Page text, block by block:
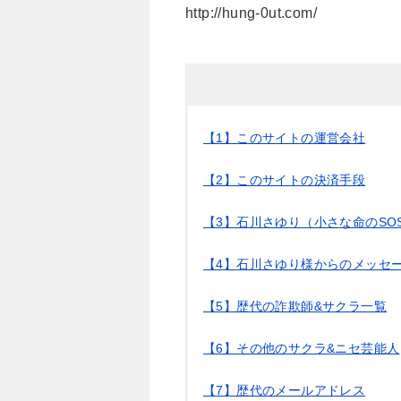
http://hung-0ut.com/
【1】このサイトの運営会社
【2】このサイトの決済手段
【3】石川さゆり（小さな命の
【4】石川さゆり様からのメッセ
【5】歴代の詐欺師&サクラ一覧
【6】その他のサクラ&ニセ芸能人
【7】歴代のメールアドレス